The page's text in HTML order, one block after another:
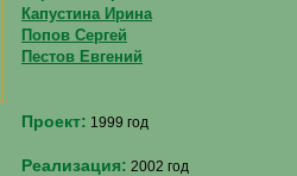
Капустина Ирина
Попов Сергей
Пестов Евгений
Проект: 1999 год
Реализация: 2002 год